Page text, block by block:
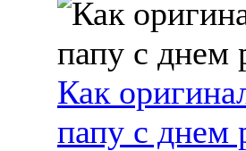
Как
папу с днем